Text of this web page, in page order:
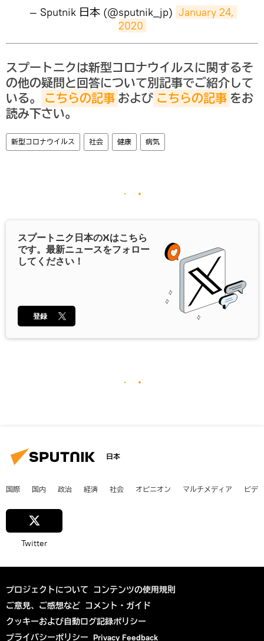
— Sputnik 日本 (@sputnik_jp) January 24,
2020
スプートニクは新型コロナウイルスに関するそ
の他の疑問と回答について別記事でご紹介して
いる。
こちらの記事 および こちらの記事 をお
読み下さい。
新型コロナウイルス 社会 健康 病気
スプートニク日本のXはこちら
です。最新ニュースをフォロー
してください！
登録
日本
国際 国内 政治 経済 社会 オピニオン マルチメディア ビデ
Twitter
プロジェクトについて コンテンツの使用規則
ご意見、ご感想など コメント・ガイド
クッキーおよび自動ログ記録ポリシー
プライバシーポリシー Privacy Feedback